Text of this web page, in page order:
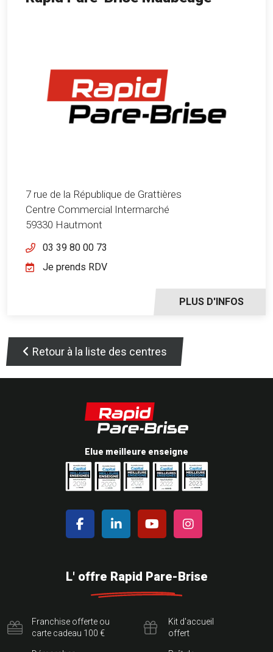
7 rue de la République de Grattières
Centre Commercial Intermarché
59330 Hautmont
03 39 80 00 73
PLUS D'INFOS
Je prends RDV
Retour à la liste des centres
Elue meilleure enseigne
L' offre Rapid Pare-Brise
Franchise offerte ou
carte cadeau 100 €
Kit d'accueil
offert